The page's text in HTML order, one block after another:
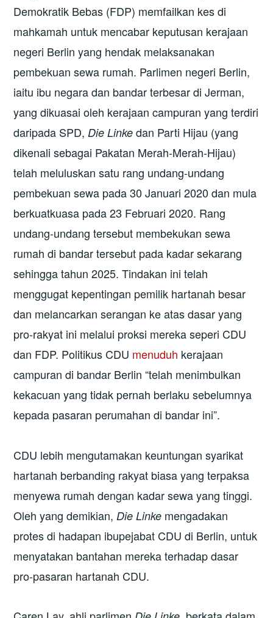
Demokratik Bebas (FDP) memfailkan kes di
mahkamah untuk mencabar keputusan kerajaan
negeri Berlin yang hendak melaksanakan
pembekuan sewa rumah. Parlimen negeri Berlin,
iaitu ibu negara dan bandar terbesar di Jerman,
yang dikuasai oleh kerajaan campuran yang terdiri
daripada SPD,Die Linke dan Parti Hijau (yang
dikenali sebagai Pakatan Merah-Merah-Hijau)
telah meluluskan satu rang undang-undang
pembekuan sewa pada 30 Januari 2020 dan mula
berkuatkuasa pada 23 Februari 2020. Rang
undang-undang tersebut membekukan sewa
rumah di bandar tersebut pada kadar sekarang
sehingga tahun 2025. Tindakan ini telah
menggugat kepentingan pemilik hartanah besar
dan melancarkan serangan ke atas dasar yang
pro-rakyat ini melalui proksi mereka seperi CDU
dan FDP. Politikus CDU menuduh kerajaan
campuran di bandar Berlin “telah menimbulkan
kekacuan yang tidak pernah berlaku sebelumnya
kepada pasaran perumahan di bandar ini”.
CDU lebih mengutamakan keuntungan syarikat
hartanah berbanding rakyat biasa yang terpaksa
menyewa rumah dengan kadar sewa yang tinggi.
Oleh yang demikian, Die Linke mengadakan
protes di hadapan ibupejabat CDU di Berlin, untuk
menyatakan bantahan mereka terhadap dasar
pro-pasaran hartanah CDU.